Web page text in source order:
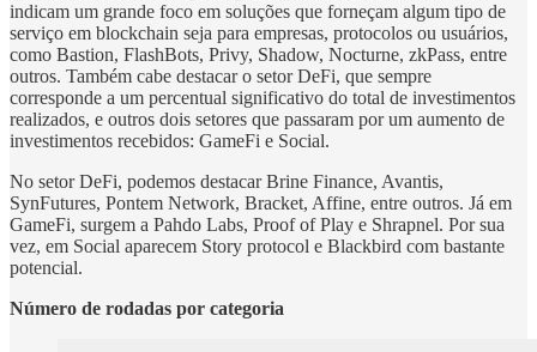
indicam um grande foco em soluções que forneçam algum tipo de
serviço em blockchain seja para empresas, protocolos ou usuários,
como Bastion, FlashBots, Privy, Shadow, Nocturne, zkPass, entre
outros. Também cabe destacar o setor DeFi, que sempre
corresponde a um percentual significativo do total de investimentos
realizados, e outros dois setores que passaram por um aumento de
investimentos recebidos: GameFi e Social.
No setor DeFi, podemos destacar Brine Finance, Avantis,
SynFutures, Pontem Network, Bracket, Affine, entre outros. Já em
GameFi, surgem a Pahdo Labs, Proof of Play e Shrapnel. Por sua
vez, em Social aparecem Story protocol e Blackbird com bastante
potencial.
Número de rodadas por categoria